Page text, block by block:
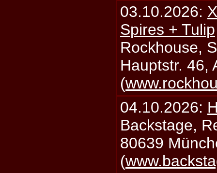
03.10.2026:
Spires + Tulip
Rockhouse,
Hauptstr. 46,
(
04.10.2026:
Backstage,
80639
(